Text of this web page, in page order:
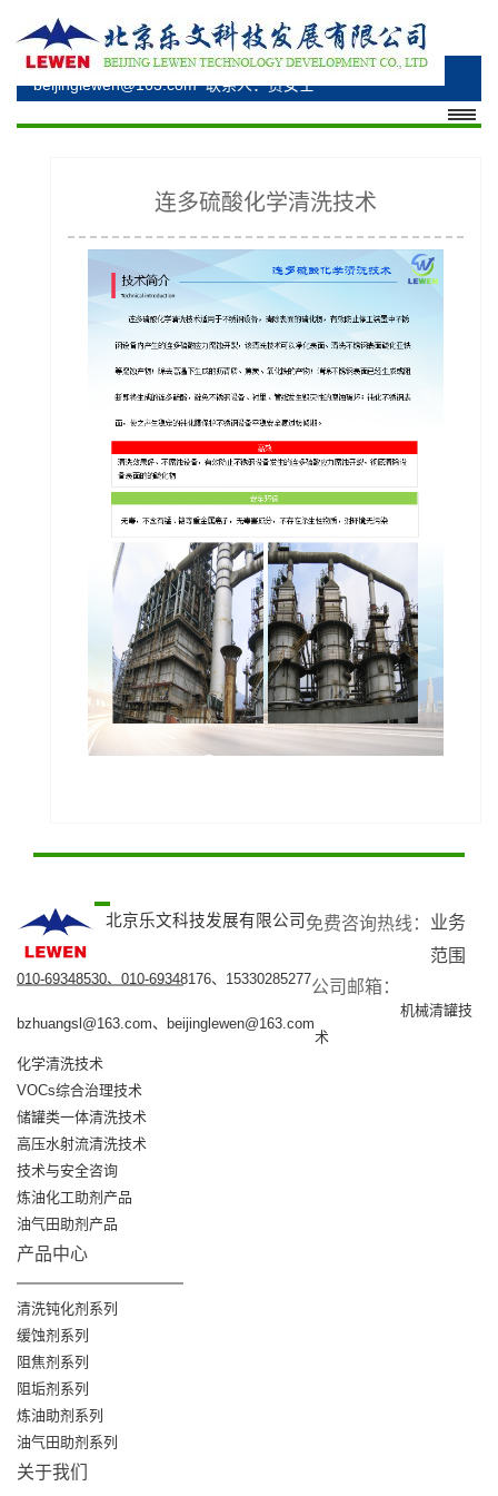
电话：010-69348530、010-69348176、15330285277
邮箱：bzhuangsl@163.com、
beijinglewen@163.com联系人：贾女士
连多硫酸化学清洗技术
北京乐文科技发展有限公司 免费咨询热线：​
010-69348530、010-69348176、15330285277公司邮箱：​
bzhuangsl@163.com、beijinglewen@163.com
业务
范围
机械清罐技
术
化学清洗技术
VOCs综合治理技术
储罐类一体清洗技术
高压水射流清洗技术
技术与安全咨询
炼油化工助剂产品
油气田助剂产品
产品中心
清洗钝化剂系列
缓蚀剂系列
阻焦剂系列
阻垢剂系列
炼油助剂系列
油气田助剂系列
关于我们